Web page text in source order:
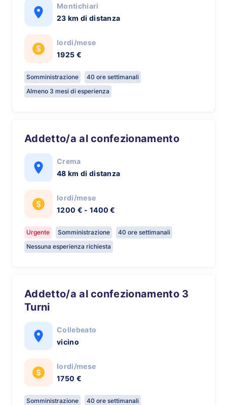
Montichiari
23 km di distanza
lordi/mese
1925 €
Somministrazione
40 ore settimanali
Almeno 3 mesi di esperienza
Addetto/a al confezionamento
Crema
48 km di distanza
lordi/mese
1200 € - 1400 €
Urgente Somministrazione
40 ore settimanali
Nessuna esperienza richiesta
Addetto/a al confezionamento 3
Turni
Collebeato
vicino
lordi/mese
1750 €
Somministrazione
40 ore settimanali